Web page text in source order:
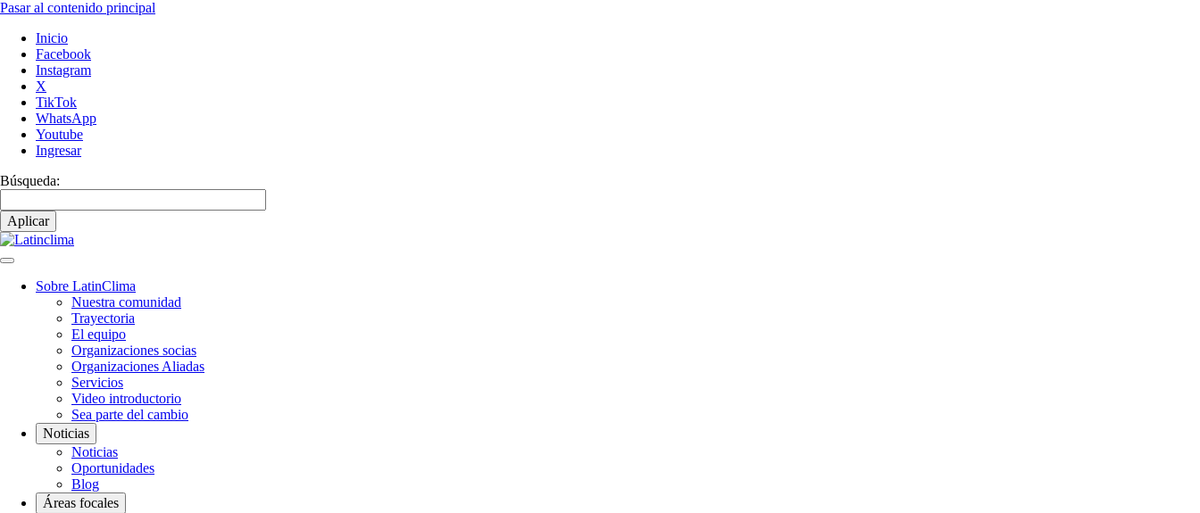
Pasar al contenido principal
Inicio
Facebook
Instagram
X
TikTok
WhatsApp
Youtube
Ingresar
Búsqueda:
Navegación
Sobre LatinClima
Nuestra comunidad
Trayectoria
El equipo
Organizaciones socias
Organizaciones Aliadas
Servicios
Video introductorio
Sea parte del cambio
Noticias
Noticias
Oportunidades
Blog
Áreas focales